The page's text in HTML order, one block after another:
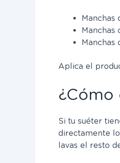
Manchas
Manchas
Manchas
Aplica el
¿Cómo
Si tu suéter
directamente
lavas el resto